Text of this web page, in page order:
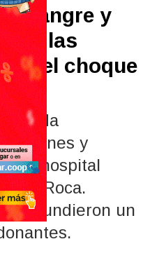
sangre y
de las
en el choque
viernes y
el hospital
de Roca.
difundieron un